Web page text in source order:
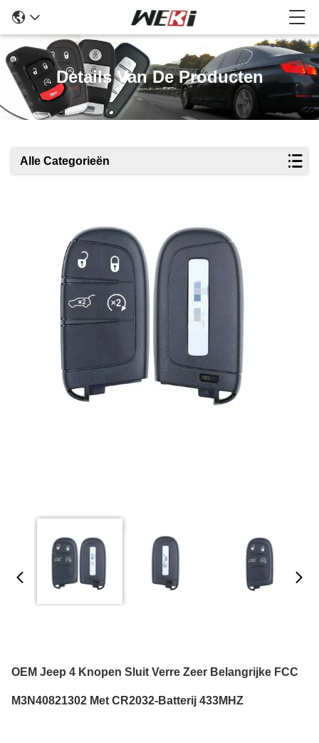
Details Van De Producten
Alle Categorieën
OEM Jeep 4 Knopen Sluit Verre Zeer Belangrijke FCC
M3N40821302 Met CR2032-Batterij 433MHZ